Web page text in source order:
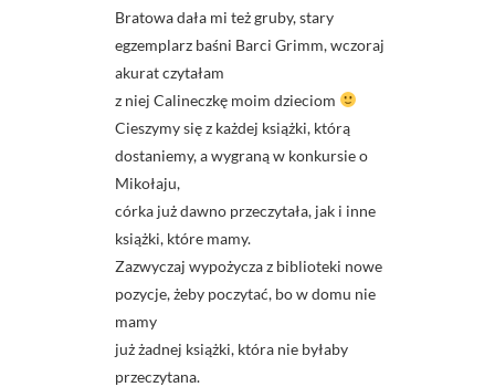
Bratowa dała mi też gruby, stary
egzemplarz baśni Barci Grimm, wczoraj
akurat czytałam
z niej Calineczkę moim dzieciom
Cieszymy się z każdej książki, którą
dostaniemy, a wygraną w konkursie o
Mikołaju,
córka już dawno przeczytała, jak i inne
książki, które mamy.
Zazwyczaj wypożycza z biblioteki nowe
pozycje, żeby poczytać, bo w domu nie
mamy
już żadnej książki, która nie byłaby
przeczytana.